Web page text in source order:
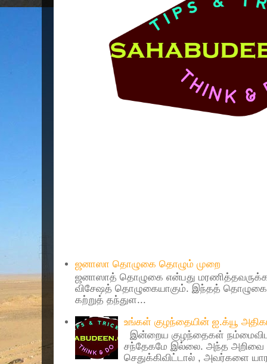
ஜனாஸா தொழுகை தொழும் முறை
ஜனாஸாத் தொழுகை என்பது
விசேஷத் தொழுகையாகும். இந்தத்
கற்றுத் தந்துள...
உங்கள் குழந்தையின் ஐ.க்யூ
இன்றைய குழந்தைகள்
சந்தேகமே இல்லை. அந்த
செதுக்கிவிட்டால் , அவர்களை